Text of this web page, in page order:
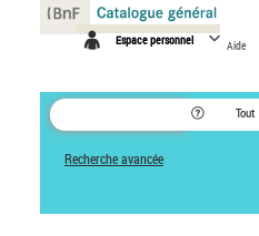
Espace personnel Aide
Tout
Recherche avancée
Panneau de gestion des cookies